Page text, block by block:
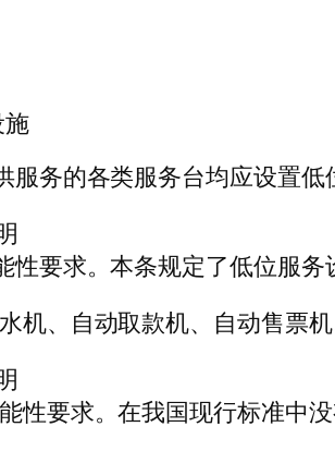
服务的各类服务台均应设置
性要求。本条规定了低位服
机、自动取款机、自动售票
性要求。在我国现行标准中